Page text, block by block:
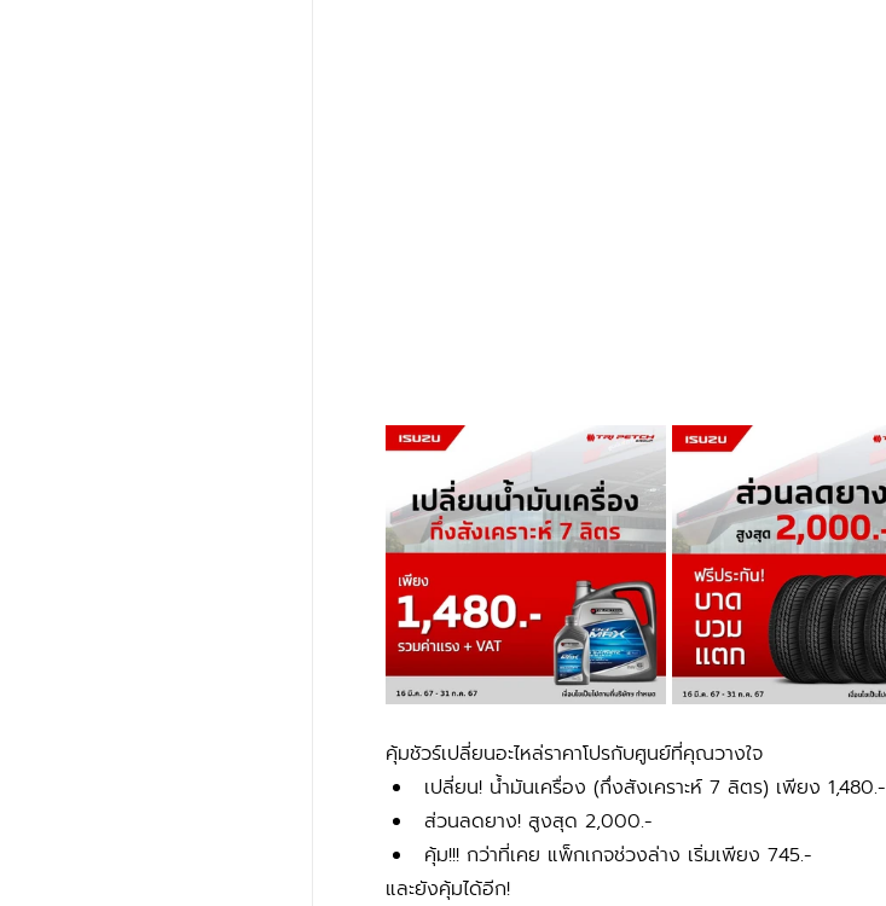
คุ้มชัวร์เปลี่ยนอะไหล่ราคาโปรกับศูนย์ที่คุณวางใจ
เปลี่ยน! น้ำมันเครื่อง (กึ่งสังเคราะห์ 7 ลิตร) เพียง 1,480.-
ส่วนลดยาง! สูงสุด 2,000.-
คุ้ม!!! กว่าที่เคย แพ็กเกจช่วงล่าง เริ่มเพียง 745.-
และยังคุ้มได้อีก!